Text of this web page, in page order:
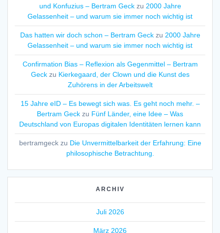
und Konfuzius – Bertram Geckzu 2000 Jahre
Gelassenheit – und warum sie immer noch wichtig ist
Das hatten wir doch schon – Bertram Geckzu 2000 Jahre
Gelassenheit – und warum sie immer noch wichtig ist
Confirmation Bias – Reflexion als Gegenmittel – Bertram
Geckzu Kierkegaard, der Clown und die Kunst des
Zuhörens in der Arbeitswelt
15 Jahre eID – Es bewegt sich was. Es geht noch mehr. –
Bertram Geck zu Fünf Länder, eine Idee – Was
Deutschland von Europas digitalen Identitäten lernen kann
bertramgeckzu Die Unvermittelbarkeit der Erfahrung: Eine
philosophische Betrachtung.
ARCHIV
Juli 2026
März 2026